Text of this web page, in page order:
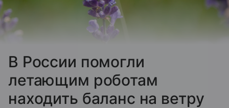
В России помогли
летающим роботам
находить баланс на ветру